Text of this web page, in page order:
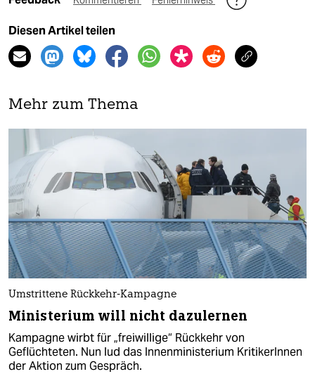
Diesen Artikel teilen
Mehr zum Thema
Umstrittene Rückkehr-Kampagne
Ministerium will nicht dazulernen
Kampagne wirbt für „freiwillige“ Rückkehr von
Geflüchteten. Nun lud das Innenministerium KritikerInnen
der Aktion zum Gespräch.